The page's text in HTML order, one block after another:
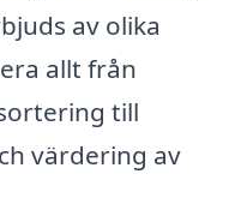
av olika
allt från
till
värdering av